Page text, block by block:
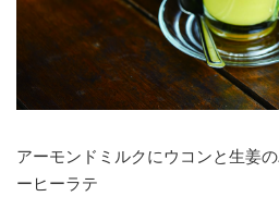
アーモンドミルクにウコンと生姜
ーヒーラテ